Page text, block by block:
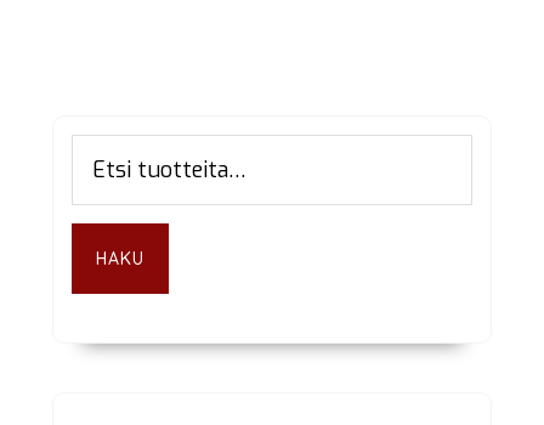
Ensisijainen
sivupalkki
HAKU